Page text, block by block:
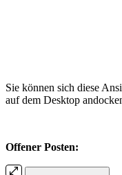
Sie können sich diese
auf dem Desktop
Offener Posten: